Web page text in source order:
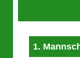
1.